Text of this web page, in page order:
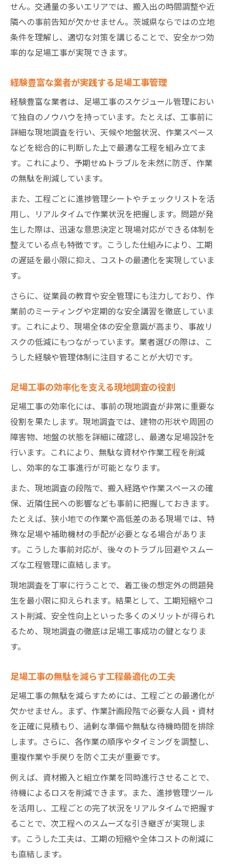
せん。交通量の多いエリアでは、搬入出の時間調整や近
隣への事前告知が欠かせません。茨城県ならではの立地
条件を理解し、適切な対策を講じることで、安全かつ効
率的な足場工事が実現できます。
経験豊富な業者が実践する足場工事管理
経験豊富な業者は、足場工事のスケジュール管理におい
て独自のノウハウを持っています。たとえば、工事前に
詳細な現地調査を行い、天候や地盤状況、作業スペース
などを総合的に判断した上で最適な工程を組み立てま
す。これにより、予期せぬトラブルを未然に防ぎ、作業
の無駄を削減しています。
また、工程ごとに進捗管理シートやチェックリストを活
用し、リアルタイムで作業状況を把握します。問題が発
生した際は、迅速な意思決定と現場対応ができる体制を
整えている点も特徴です。こうした仕組みにより、工期
の遅延を最小限に抑え、コストの最適化を実現していま
す。
さらに、従業員の教育や安全管理にも注力しており、作
業前のミーティングや定期的な安全講習を徹底していま
す。これにより、現場全体の安全意識が高まり、事故リ
スクの低減にもつながっています。業者選びの際は、こ
うした経験や管理体制に注目することが大切です。
足場工事の効率化を支える現地調査の役割
足場工事の効率化には、事前の現地調査が非常に重要な
役割を果たします。現地調査では、建物の形状や周囲の
障害物、地盤の状態を詳細に確認し、最適な足場設計を
行います。これにより、無駄な資材や作業工程を削減
し、効率的な工事進行が可能となります。
また、現地調査の段階で、搬入経路や作業スペースの確
保、近隣住民への影響なども事前に把握しておきます。
たとえば、狭小地での作業や高低差のある現場では、特
殊な足場や補助機材の手配が必要となる場合がありま
す。こうした事前対応が、後々のトラブル回避やスムー
ズな工程管理に直結します。
現地調査を丁寧に行うことで、着工後の想定外の問題発
生を最小限に抑えられます。結果として、工期短縮やコ
スト削減、安全性向上といった多くのメリットが得られ
るため、現地調査の徹底は足場工事成功の鍵となりま
す。
足場工事の無駄を減らす工程最適化の工夫
足場工事の無駄を減らすためには、工程ごとの最適化が
欠かせません。まず、作業計画段階で必要な人員・資材
を正確に見積もり、過剰な準備や無駄な待機時間を排除
します。さらに、各作業の順序やタイミングを調整し、
重複作業や手戻りを防ぐ工夫が重要です。
例えば、資材搬入と組立作業を同時進行させることで、
待機によるロスを削減できます。また、進捗管理ツール
を活用し、工程ごとの完了状況をリアルタイムで把握す
ることで、次工程へのスムーズな引き継ぎが実現しま
す。こうした工夫は、工期の短縮や全体コストの削減に
も直結します。